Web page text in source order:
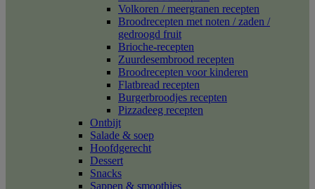
Volkoren / meergranen recepten
Broodrecepten met noten / zaden /
gedroogd fruit
Brioche-recepten
Zuurdesembrood recepten
Broodrecepten voor kinderen
Flatbread recepten
Burgerbroodjes recepten
Pizzadeeg recepten
Ontbijt
Salade & soep
Hoofdgerecht
Dessert
Snacks
Sappen & smoothies